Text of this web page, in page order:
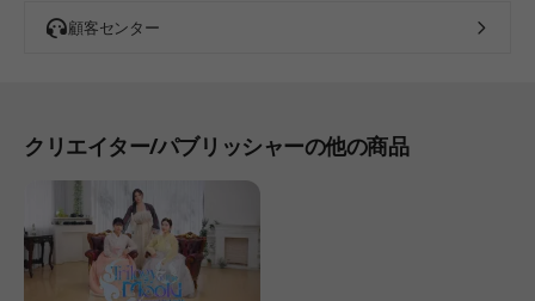
顧客センター
クリエイター/パブリッシャーの他の商品